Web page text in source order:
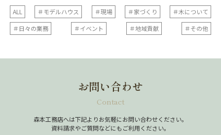
ALL ＃モデルハウス ＃現場 ＃家づくり
＃木について
＃日々の業務
＃イベント ＃地域貢献 ＃その他
お問い合わせ
Contact
森本工務店へは下記よりお気軽にお問い合わせください。
資料請求やご質問などにもご利用ください。